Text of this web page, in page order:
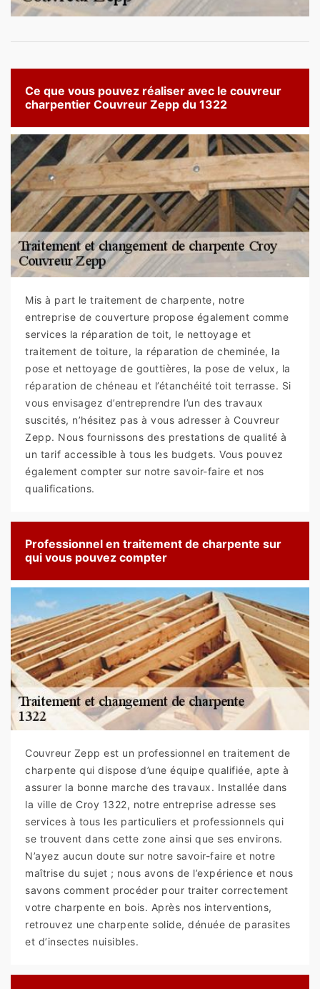
Ce que vous pouvez réaliser avec le couvreur
charpentier Couvreur Zepp du 1322
Mis à part le traitement de charpente, notre
entreprise de couverture propose également comme
services la réparation de toit, le nettoyage et
traitement de toiture, la réparation de cheminée, la
pose et nettoyage de gouttières, la pose de velux, la
réparation de chéneau et l’étanchéité toit terrasse. Si
vous envisagez d’entreprendre l’un des travaux
suscités, n’hésitez pas à vous adresser à Couvreur
Zepp. Nous fournissons des prestations de qualité à
un tarif accessible à tous les budgets. Vous pouvez
également compter sur notre savoir-faire et nos
qualifications.
Professionnel en traitement de charpente sur
qui vous pouvez compter
Couvreur Zepp est un professionnel en traitement de
charpente qui dispose d’une équipe qualifiée, apte à
assurer la bonne marche des travaux. Installée dans
la ville de Croy 1322, notre entreprise adresse ses
services à tous les particuliers et professionnels qui
se trouvent dans cette zone ainsi que ses environs.
N’ayez aucun doute sur notre savoir-faire et notre
maîtrise du sujet ; nous avons de l’expérience et nous
savons comment procéder pour traiter correctement
votre charpente en bois. Après nos interventions,
retrouvez une charpente solide, dénuée de parasites
et d’insectes nuisibles.